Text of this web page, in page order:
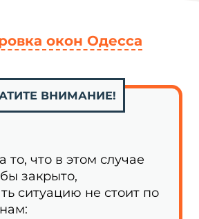
окон Одесса
ВНИМАНИЕ!
то, что в этом случае
закрыто,
ситуацию не стоит по